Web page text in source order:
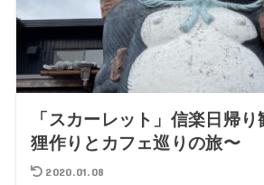
「スカーレット」信楽日帰
狸作りとカフェ巡りの旅〜
2020.01.08